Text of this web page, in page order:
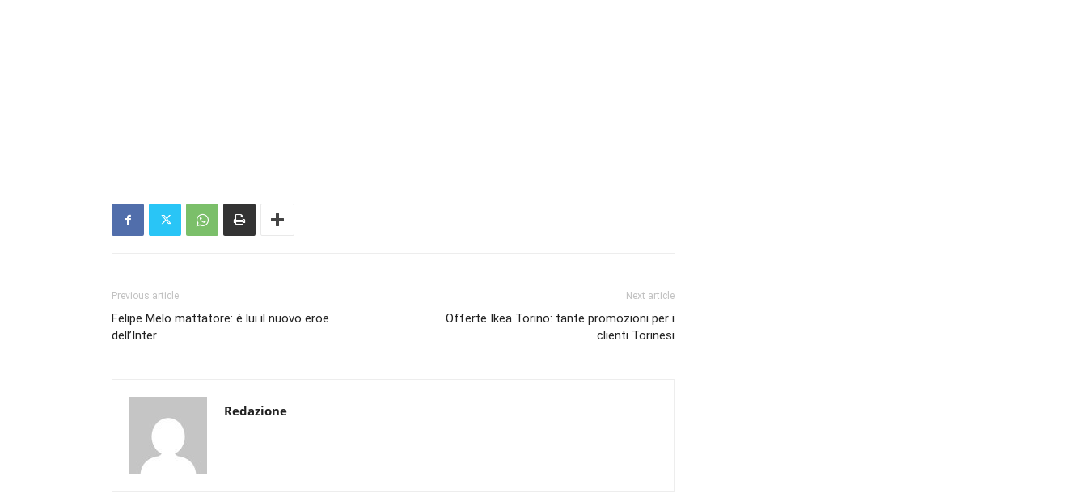
Previous article
Felipe Melo mattatore: è lui il nuovo eroe
dell’Inter
Next article
Offerte Ikea Torino: tante promozioni per i
clienti Torinesi
Redazione